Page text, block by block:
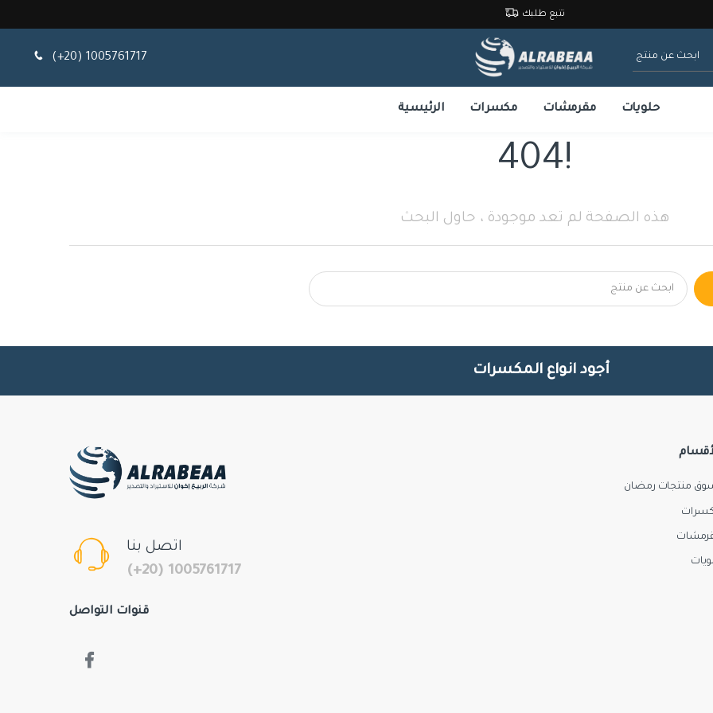
تتبع طلبك
(+20) 1005761717
البحث
الرئيسية مكسرات مقرمشات حلويات
404!
هذه الصفحة لم تعد موجودة ، حاول البحث
أجود انواع المكسرات
اتصل بنا
(+20) 1005761717
قنوات التواصل
منتجات رمضان